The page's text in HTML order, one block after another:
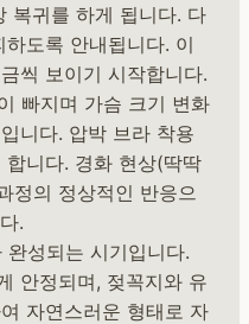
복귀를 하게 됩니다. 다
도록 안내됩니다. 이
씩 보이기 시작합니다.
빠지며 가슴 크기 변화
니다. 압박 브라 착용
니다. 경화 현상(딱딱
정의 정상적인 반응으
.
성되는 시기입니다.
안정되며, 젖꼭지와 유
자연스러운 형태로 자